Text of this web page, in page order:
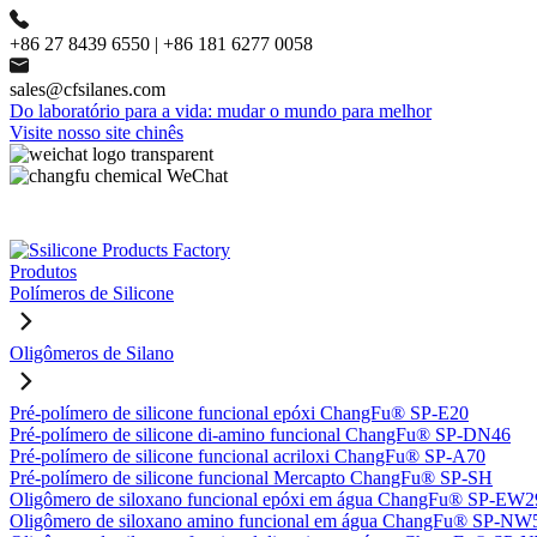
+86 27 8439 6550 | +86 181 6277 0058
sales@cfsilanes.com
Do laboratório para a vida: mudar o mundo para melhor
Visite nosso site chinês
Produtos
Polímeros de Silicone
Oligômeros de Silano
Pré-polímero de silicone funcional epóxi ChangFu® SP-E20
Pré-polímero de silicone di-amino funcional ChangFu® SP-DN46
Pré-polímero de silicone funcional acriloxi ChangFu® SP-A70
Pré-polímero de silicone funcional Mercapto ChangFu® SP-SH
Oligômero de siloxano funcional epóxi em água ChangFu® SP-
Oligômero de siloxano amino funcional em água ChangFu® SP-